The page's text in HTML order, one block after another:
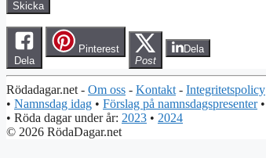
Dela
Pinterest
Post
Dela
Rödadagar.net - Om oss - Kontakt - Integritetspolicy
• Namnsdag idag • Förslag på namnsdagspresenter•
• Röda dagar under år: 2023 • 2024
© 2026 RödaDagar.net